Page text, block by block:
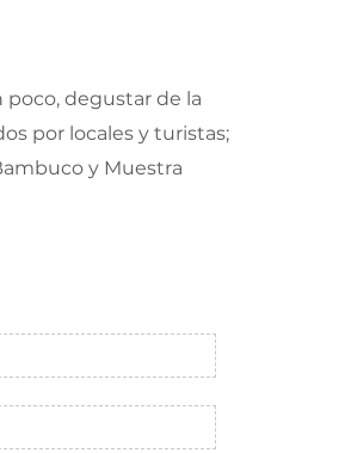
degustar de la
por locales y turistas;
y Muestra